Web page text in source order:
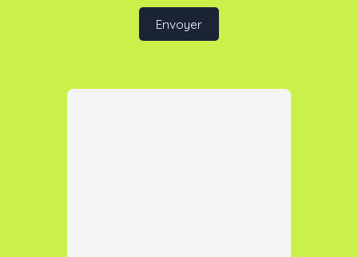
Envoyer